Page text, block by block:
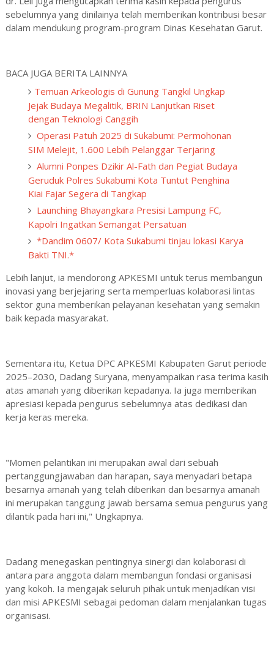
sebelumnya yang dinilainya telah memberikan kontribusi besar
dalam mendukung program-program Dinas Kesehatan Garut.
BACA JUGA BERITA LAINNYA
Temuan Arkeologis di Gunung Tangkil Ungkap
Jejak Budaya Megalitik, BRIN Lanjutkan Riset
dengan Teknologi Canggih ‎
Operasi Patuh 2025 di Sukabumi: Permohonan
SIM Melejit, 1.600 Lebih Pelanggar Terjaring
Alumni Ponpes Dzikir Al-Fath dan Pegiat Budaya
Geruduk Polres Sukabumi Kota Tuntut Penghina
Kiai Fajar Segera di Tangkap
Launching Bhayangkara Presisi Lampung FC,
Kapolri Ingatkan Semangat Persatuan
*Dandim 0607/ Kota Sukabumi tinjau lokasi Karya
Bakti TNI.*
Lebih lanjut, ia mendorong APKESMI untuk terus membangun
inovasi yang berjejaring serta memperluas kolaborasi lintas
sektor guna memberikan pelayanan kesehatan yang semakin
baik kepada masyarakat.
Sementara itu, Ketua DPC APKESMI Kabupaten Garut periode
2025–2030, Dadang Suryana, menyampaikan rasa terima kasih
atas amanah yang diberikan kepadanya. Ia juga memberikan
apresiasi kepada pengurus sebelumnya atas dedikasi dan
kerja keras mereka.
"Momen pelantikan ini merupakan awal dari sebuah
pertanggungjawaban dan harapan, saya menyadari betapa
besarnya amanah yang telah diberikan dan besarnya amanah
ini merupakan tanggung jawab bersama semua pengurus yang
dilantik pada hari ini," Ungkapnya.
Dadang menegaskan pentingnya sinergi dan kolaborasi di
antara para anggota dalam membangun fondasi organisasi
yang kokoh. Ia mengajak seluruh pihak untuk menjadikan visi
dan misi APKESMI sebagai pedoman dalam menjalankan tugas
organisasi.